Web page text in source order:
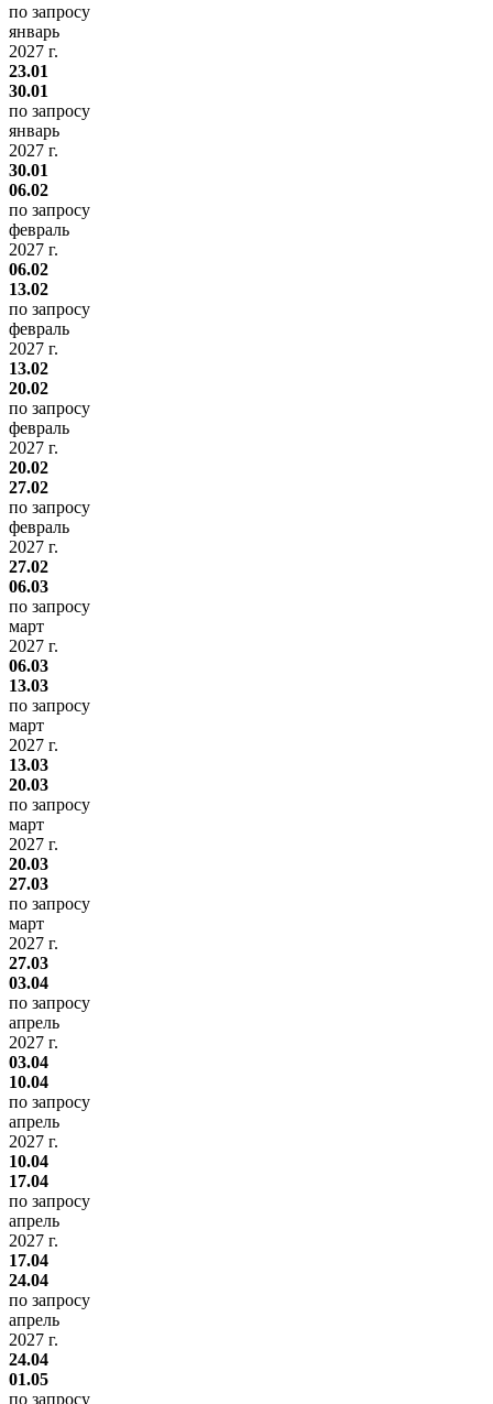
по запросу
январь
2027 г.
23.01
30.01
по запросу
январь
2027 г.
30.01
06.02
по запросу
февраль
2027 г.
06.02
13.02
по запросу
февраль
2027 г.
13.02
20.02
по запросу
февраль
2027 г.
20.02
27.02
по запросу
февраль
2027 г.
27.02
06.03
по запросу
март
2027 г.
06.03
13.03
по запросу
март
2027 г.
13.03
20.03
по запросу
март
2027 г.
20.03
27.03
по запросу
март
2027 г.
27.03
03.04
по запросу
апрель
2027 г.
03.04
10.04
по запросу
апрель
2027 г.
10.04
17.04
по запросу
апрель
2027 г.
17.04
24.04
по запросу
апрель
2027 г.
24.04
01.05
по запросу